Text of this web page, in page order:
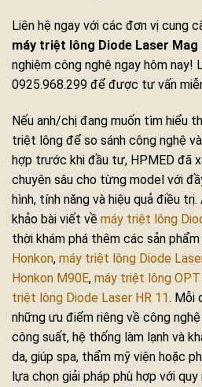
Liên hệ ngay với các đơn vị cung
máy triệt lông Diode Laser Mag
nghiệm công nghệ ngay hôm nay!
0925.968.299 để được tư vấn
Nếu anh/chị đang muốn tìm hiểu
triệt lông để so sánh công nghệ
hợp trước khi đầu tư, HPMED đã
chuyên sâu cho từng model với
hình, tính năng và hiệu quả điều
khảo bài viết về máy triệt lông
thời khám phá thêm các sản
Honkon, máy triệt lông Diode
Honkon M90E, máy triệt lông
triệt lông Diode Laser HR 11. Mỗi
những ưu điểm riêng về công
công suất, hệ thống làm lạnh và
da, giúp spa, thẩm mỹ viện hoặc
lựa chọn giải pháp phù hợp với quy